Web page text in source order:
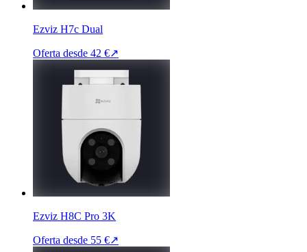
Ezviz H7c Dual
Oferta desde 42 €↗
Ezviz H8C Pro 3K
Oferta desde 55 €↗